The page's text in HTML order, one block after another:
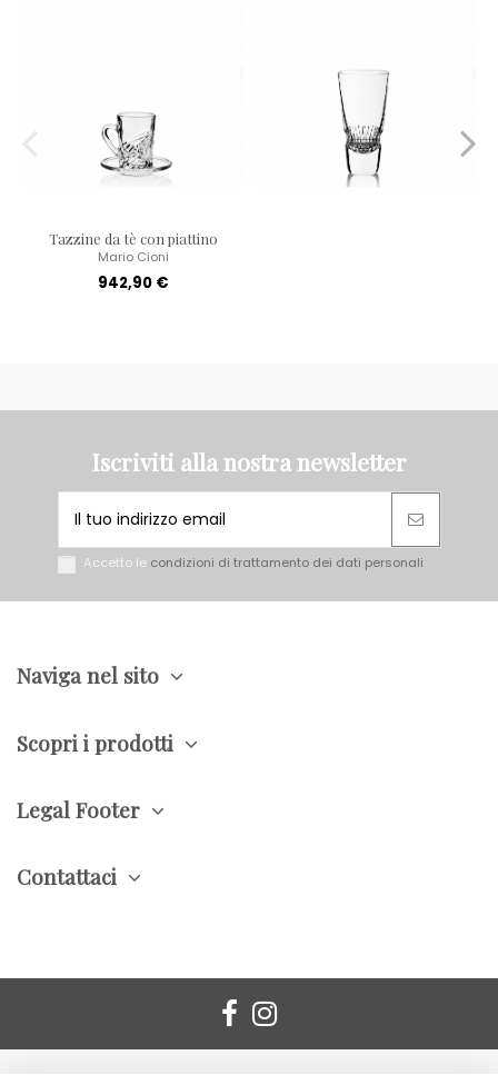
Tazzine da tè con piattino
Mario Cioni
942,90 €
Iscriviti alla nostra newsletter
Accetto le condizioni di trattamento dei dati personali
Naviga nel sito
Scopri i prodotti
Legal Footer
Contattaci